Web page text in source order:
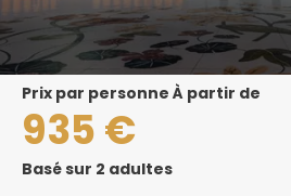
prix par personne À partir de
935 €
Basé sur 2 adultes